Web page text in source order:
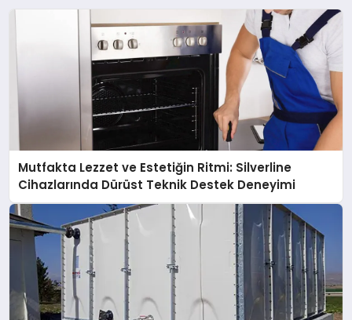
Mutfakta Lezzet ve Estetiğin Ritmi: Silverline
Cihazlarında Dürüst Teknik Destek Deneyimi